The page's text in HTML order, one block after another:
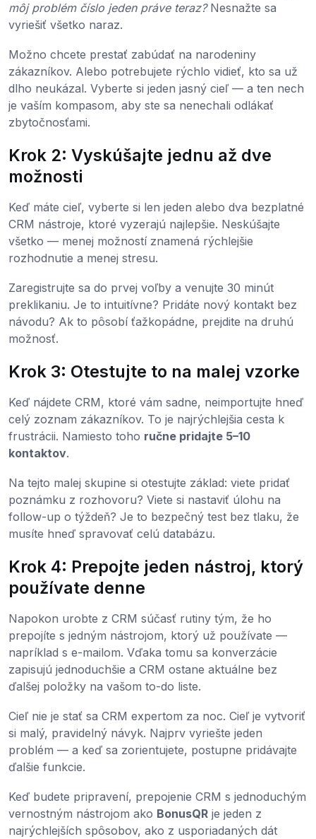
môj problém číslo jeden práve teraz?Nesnažte sa
vyriešiť všetko naraz.
Možno chcete prestať zabúdať na narodeniny
zákazníkov. Alebo potrebujete rýchlo vidieť, kto sa už
dlho neukázal. Vyberte si jeden jasný cieľ — a ten nech
je vaším kompasom, aby ste sa nenechali odlákať
zbytočnosťami.
Krok 2: Vyskúšajte jednu až dve
možnosti
Keď máte cieľ, vyberte si len jeden alebo dva bezplatné
CRM nástroje, ktoré vyzerajú najlepšie. Neskúšajte
všetko — menej možností znamená rýchlejšie
rozhodnutie a menej stresu.
Zaregistrujte sa do prvej voľby a venujte 30 minút
preklikaniu. Je to intuitívne? Pridáte nový kontakt bez
návodu? Ak to pôsobí ťažkopádne, prejdite na druhú
možnosť.
Krok 3: Otestujte to na malej vzorke
Keď nájdete CRM, ktoré vám sadne, neimportujte hneď
celý zoznam zákazníkov. To je najrýchlejšia cesta k
frustrácii. Namiesto toho ručne pridajte 5–10
kontaktov.
Na tejto malej skupine si otestujte základ: viete pridať
poznámku z rozhovoru? Viete si nastaviť úlohu na
follow-up o týždeň? Je to bezpečný test bez tlaku, že
musíte hneď spravovať celú databázu.
Krok 4: Prepojte jeden nástroj, ktorý
používate denne
Napokon urobte z CRM súčasť rutiny tým, že ho
prepojíte s jedným nástrojom, ktorý už používate —
napríklad s e-mailom. Vďaka tomu sa konverzácie
zapisujú jednoduchšie a CRM ostane aktuálne bez
ďalšej položky na vašom to-do liste.
Cieľ nie je stať sa CRM expertom za noc. Cieľ je vytvoriť
si malý, pravidelný návyk. Najprv vyriešte jeden
problém — a keď sa zorientujete, postupne pridávajte
ďalšie funkcie.
Keď budete pripravení, prepojenie CRM s jednoduchým
vernostným nástrojom ako BonusQR je jeden z
najrýchlejších spôsobov, ako z usporiadaných dát